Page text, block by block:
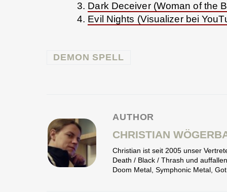
3. Dark Deceiver (Woman of the
4. Evil Nights (Visualizer bei
DEMON SPELL
AUTHOR
CHRISTIAN
Christian ist seit 2005 unser
Death / Black / Thrash und
Doom Metal, Symphonic Metal,